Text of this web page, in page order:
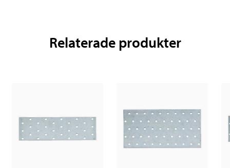
Relaterade produkter